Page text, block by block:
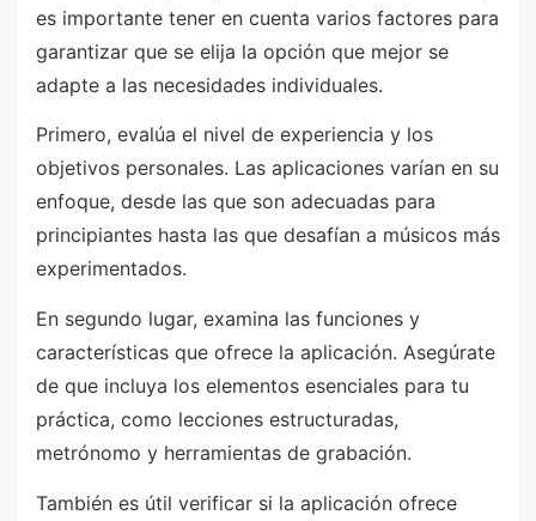
es importante tener en cuenta varios factores para
garantizar que se elija la opción que mejor se
adapte a las necesidades individuales.
Primero, evalúa el nivel de experiencia y los
objetivos personales. Las aplicaciones varían en su
enfoque, desde las que son adecuadas para
principiantes hasta las que desafían a músicos más
experimentados.
En segundo lugar, examina las funciones y
características que ofrece la aplicación. Asegúrate
de que incluya los elementos esenciales para tu
práctica, como lecciones estructuradas,
metrónomo y herramientas de grabación.
También es útil verificar si la aplicación ofrece